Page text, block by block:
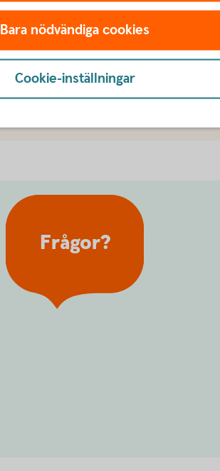
Frågor?
Bara nödvändiga cookies
Cookie-inställningar